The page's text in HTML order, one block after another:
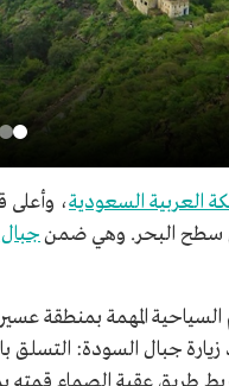
العربية السعودية، وأعلى
السياحية المهمة بمنطقة
جبال السودة: التسلق